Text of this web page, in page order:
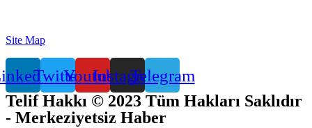
Site Map
TwitterYoutubeInstagramTelegram
Telif Hakkı © 2023 Tüm Hakları Saklıdır
- Merkeziyetsiz Haber